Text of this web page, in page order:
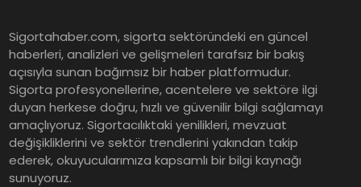
Sigortahaber.com, sigorta sektöründeki en güncel
haberleri, analizleri ve gelişmeleri tarafsız bir bakış
açısıyla sunan bağımsız bir haber platformudur.
Sigorta profesyonellerine, acentelere ve sektöre ilgi
duyan herkese doğru, hızlı ve güvenilir bilgi sağlamayı
amaçlıyoruz. Sigortacılıktaki yenilikleri, mevzuat
değişikliklerini ve sektör trendlerini yakından takip
ederek, okuyucularımıza kapsamlı bir bilgi kaynağı
sunuyoruz.